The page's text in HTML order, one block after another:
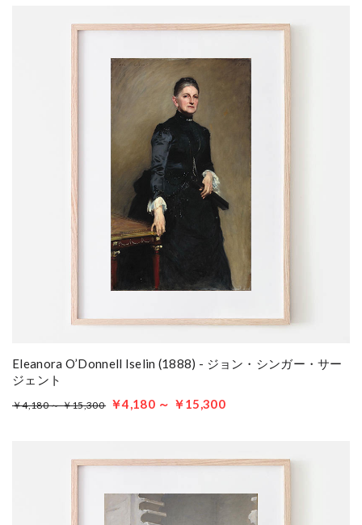
Eleanora O’Donnell Iselin (1888) - ジョン・シンガー・サー
ジェント
￥4,180 ～ ￥15,300 ￥4,180 ～ ￥15,300